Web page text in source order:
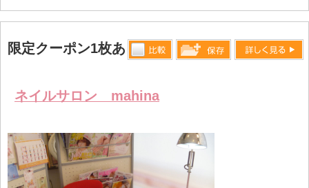
限定クーポン1枚あり
ネイルサロン mahina
る